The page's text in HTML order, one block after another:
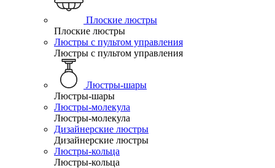
Плоские люстры
Плоские люстры
Люстры с пультом управления
Люстры с пультом управления
Люстры-шары
Люстры-шары
Люстры-молекула
Люстры-молекула
Дизайнерские люстры
Дизайнерские люстры
Люстры-кольца
Люстры-кольца